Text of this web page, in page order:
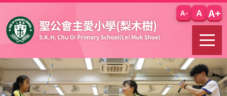
移至主內容
A- A A+